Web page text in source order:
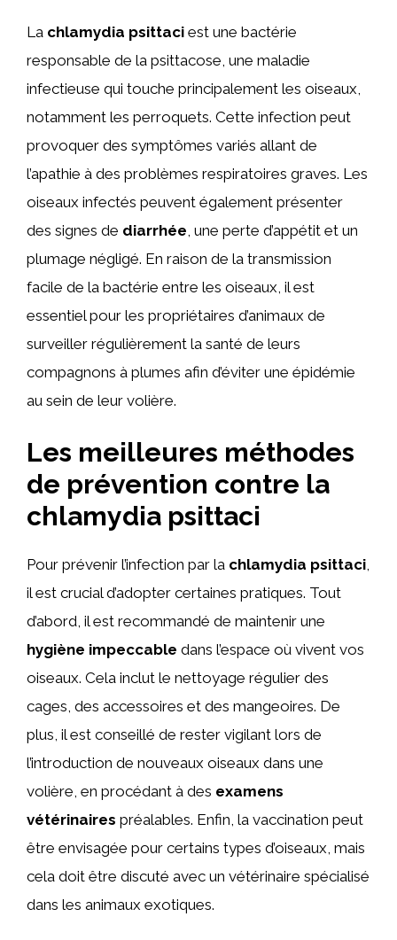
La chlamydia psittaci est une bactérie
responsable de la psittacose, une maladie
infectieuse qui touche principalement les oiseaux,
notamment les perroquets. Cette infection peut
provoquer des symptômes variés allant de
l’apathie à des problèmes respiratoires graves. Les
oiseaux infectés peuvent également présenter
des signes de diarrhée , une perte d’appétit et un
plumage négligé. En raison de la transmission
facile de la bactérie entre les oiseaux, il est
essentiel pour les propriétaires d’animaux de
surveiller régulièrement la santé de leurs
compagnons à plumes afin d’éviter une épidémie
au sein de leur volière.
Les meilleures méthodes
de prévention contre la
chlamydia psittaci
Pour prévenir l’infection par la chlamydia psittaci,
il est crucial d’adopter certaines pratiques. Tout
d’abord, il est recommandé de maintenir une
hygiène impeccable dans l’espace où vivent vos
oiseaux. Cela inclut le nettoyage régulier des
cages, des accessoires et des mangeoires. De
plus, il est conseillé de rester vigilant lors de
l’introduction de nouveaux oiseaux dans une
volière, en procédant à des examens
vétérinaires préalables. Enfin, la vaccination peut
être envisagée pour certains types d’oiseaux, mais
cela doit être discuté avec un vétérinaire spécialisé
dans les animaux exotiques.